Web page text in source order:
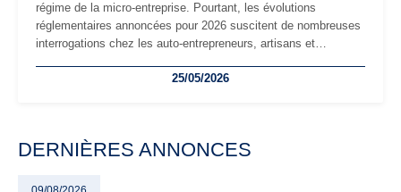
régime de la micro-entreprise. Pourtant, les évolutions
réglementaires annoncées pour 2026 suscitent de nombreuses
interrogations chez les auto-entrepreneurs, artisans et
facturation ou risque de bascule vers la TVA : les règles
25/05/2026
DERNIÈRES ANNONCES